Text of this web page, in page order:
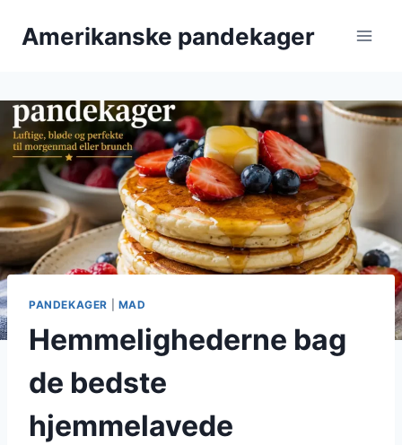
Amerikanske pandekager
PANDEKAGER MAD
Hemmelighederne bag
de bedste
hjemmelavede